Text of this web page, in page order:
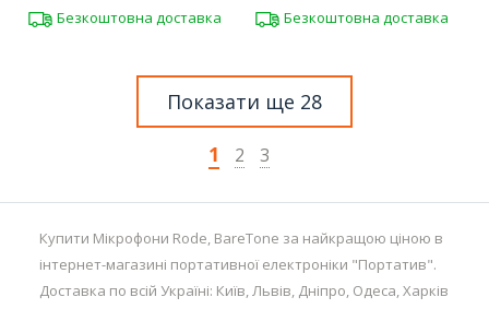
Безкоштовна доставка Безкоштовна доставка
Показати ще 28
1
2 3
Купити Мікрофони Rode, BareTone за найкращою ціною в
інтернет-магазині портативної електроніки "Портатив".
Доставка по всій Україні: Київ, Львів, Дніпро, Одеса, Харків